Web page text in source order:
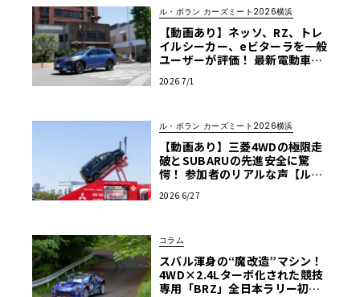
えるだろう。
Haynes Subaru Impreza Group A Rally Car 1993 to 20
08 Owner’s Workshop Manual
著者など：Haynes Publishing
出版社：Diktonius Text
ハードカバー／W220×H280／モノクロ・カラー／英語／1
ル・ボラン カーズミート2026横浜
【動画あり】ネッソ、RZ、トレ
イルシーカー、eビターラを一般
ユーザーが評価！ 最新電動車体
ーズミート2026横浜】
2026 7/1
ル・ボラン カーズミート2026横浜
【動画あり】三菱4WDの極限走
破とSUBARUの先進安全に驚
愕！ 参加者のリアルな声【ル・
2026 6/27
コラム
スバル渾身の“魔改造”マシン！
4WD×2.4Lターボ化された競技
専用「BRZ」全日本ラリー初陣